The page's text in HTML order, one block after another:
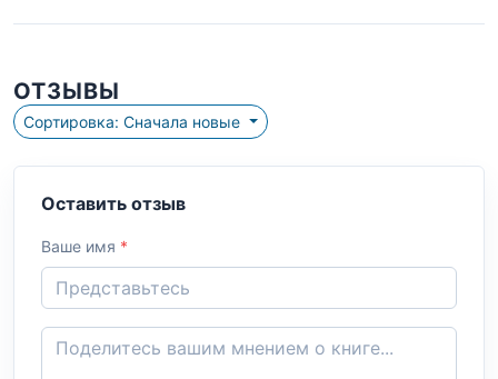
ОТЗЫВЫ
Сортировка: Сначала новые
Оставить отзыв
Ваше имя *